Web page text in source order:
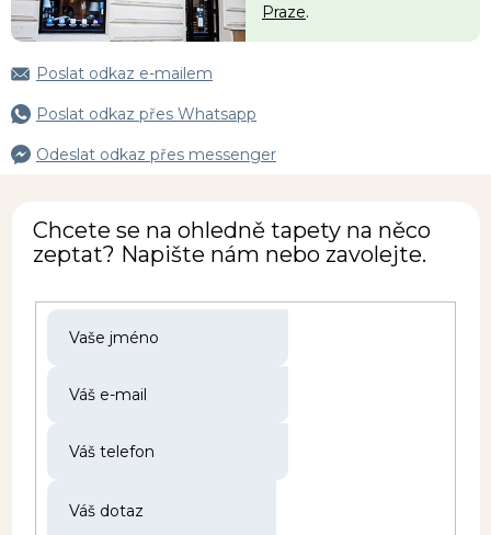
Praze.
Poslat odkaz e-mailem
Poslat odkaz přes Whatsapp
Odeslat odkaz přes messenger
Chcete se na ohledně tapety na něco
zeptat? Napište nám nebo zavolejte.